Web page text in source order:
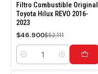
-10%
OFF
Filtro Combustible Original
Toyota Hilux REVO 2016-
2023
$46.900$52.111
Cantidad